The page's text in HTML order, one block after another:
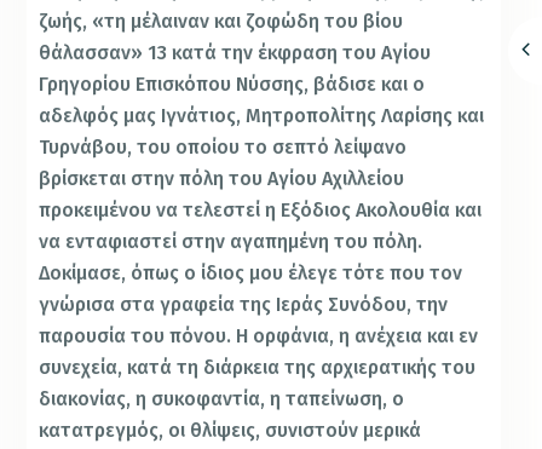
ζωής, «τη μέλαιναν και ζοφώδη του βίου
θάλασσαν» 13 κατά την έκφραση του Αγίου
Γρηγορίου Επισκόπου Νύσσης, βάδισε και ο
αδελφός μας Ιγνάτιος, Μητροπολίτης Λαρίσης και
Τυρνάβου, του οποίου το σεπτό λείψανο
βρίσκεται στην πόλη του Αγίου Αχιλλείου
προκειμένου να τελεστεί η Εξόδιος Ακολουθία και
να ενταφιαστεί στην αγαπημένη του πόλη.
Δοκίμασε, όπως ο ίδιος μου έλεγε τότε που τον
γνώρισα στα γραφεία της Ιεράς Συνόδου, την
παρουσία του πόνου. Η ορφάνια, η ανέχεια και εν
συνεχεία, κατά τη διάρκεια της αρχιερατικής του
διακονίας, η συκοφαντία, η ταπείνωση, ο
κατατρεγμός, οι θλίψεις, συνιστούν μερικά